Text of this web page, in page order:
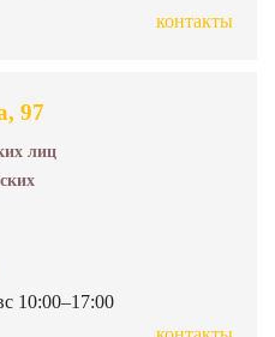
контакты
97
лиц
10:00–17:00